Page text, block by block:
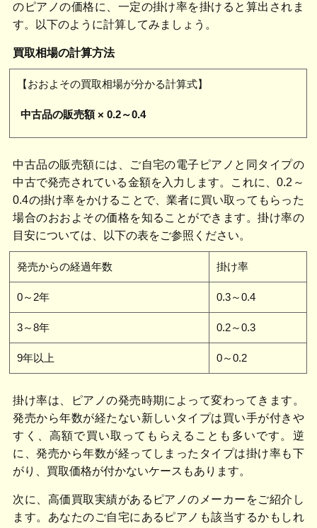
のピアノの価格に、一定の掛け率を掛けると算出されま
す。以下のように計算してみましょう。
買取相場の計算方法
【おおよその買取相場が分かる計算式】
中古品の販売額× 0.2～0.4
中古品の販売額には、ご自宅の電子ピアノと同タイプの
中古で発売されている金額を入力します。これに、0.2～
0.4の掛け率をかけることで、業者に買い取ってもらった
場合のおおよその価格を知ることができます。掛け率の
目安については、以下の表をご参照ください。
発売からの経過年数 掛け率
0～2年 0.3～0.4
3～8年 0.2～0.3
9年以上 0～0.2
掛け率は、ピアノの発売時期によって変わってきます。
発売から年数が経たない新しいタイプは買い手が付きや
すく、高額で買い取ってもらえることも多いです。逆
に、発売から年数が経ってしまったタイプは掛け率も下
がり、買取価格が付かないケースもあります。
次に、高価買取実績があるピアノのメーカーをご紹介し
ます。あなたのご自宅にあるピアノも該当するかもしれ